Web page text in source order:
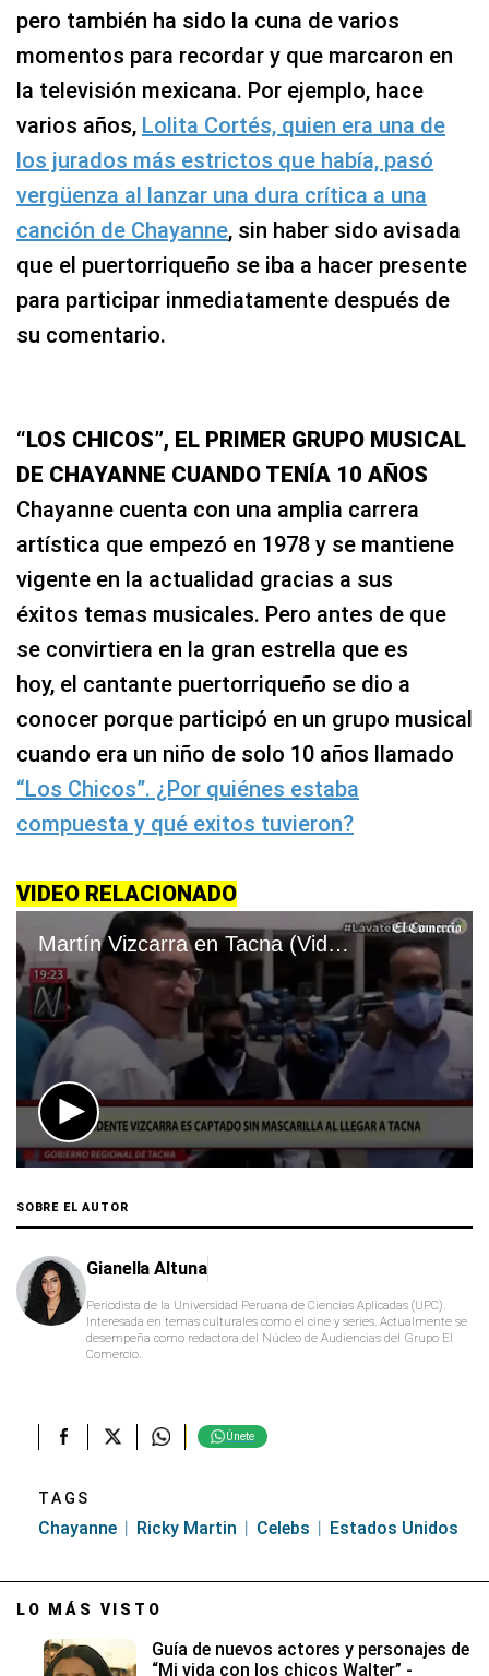
pero también ha sido la cuna de varios
momentos para recordar y que marcaron en
la televisión mexicana. Por ejemplo, hace
varios años, Lolita Cortés, quien era una de
los jurados más estrictos que había, pasó
vergüenza al lanzar una dura crítica a una
canción de Chayanne, sin haber sido avisada
que el puertorriqueño se iba a hacer presente
para participar inmediatamente después de
su comentario.
“LOS CHICOS”, EL PRIMER GRUPO MUSICAL
DE CHAYANNE CUANDO TENÍA 10 AÑOS
Chayanne cuenta con una amplia carrera
artística que empezó en 1978 y se mantiene
vigente en la actualidad gracias a sus
éxitos temas musicales. Pero antes de que
se convirtiera en la gran estrella que es
hoy, el cantante puertorriqueño se dio a
conocer porque participó en un grupo musical
cuando era un niño de solo 10 años llamado
“Los Chicos”. ¿Por quiénes estaba
compuesta y qué exitos tuvieron?
VIDEO RELACIONADO
Martín Vizcarra en Tacna (Video: Canal N)
of
59
SOBRE EL AUTOR
Gianella Altuna
Periodista de la Universidad Peruana de Ciencias Aplicadas (UPC).
Interesada en temas culturales como el cine y series. Actualmente se
desempeña como redactora del Núcleo de Audiencias del Grupo El
Comercio.
Únete
TAGS
Chayanne Ricky Martin Celebs Estados Unidos
LO MÁS VISTO
Guía de nuevos actores y personajes de
“Mi vida con los chicos Walter” -